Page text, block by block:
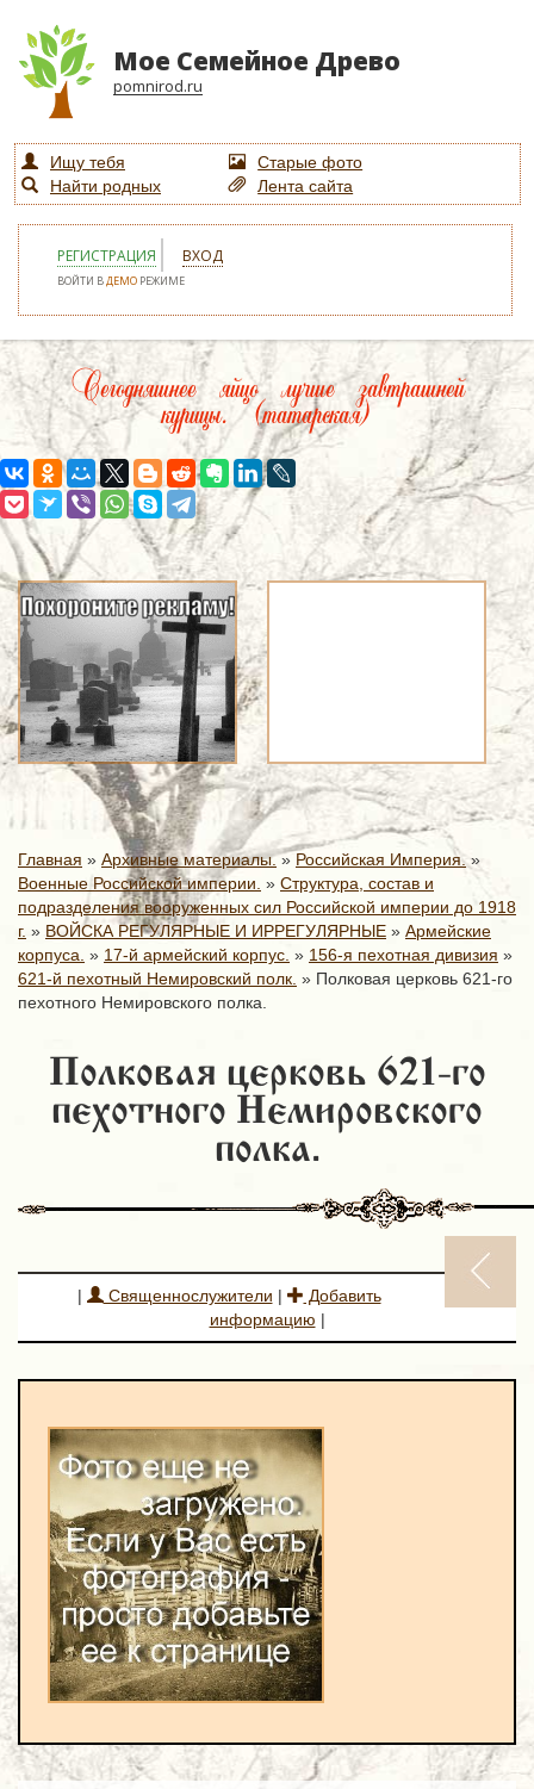
Мое Семейное Древо
pomnirod.ru
Ищу тебя
Старые фото
Найти родных
Лента сайта
РЕГИСТРАЦИЯ ВХОД
ВОЙТИ ВДЕМО РЕЖИМЕ
Сегодняшнее яйцо лучше завтрашней
курицы. (татарская)
Главная » Архивные материалы.» Российская Империя. »
Военные Российской империи. » Структура, состав и
подразделения вооруженных сил Российской империи до 1918
г. » ВОЙСКА РЕГУЛЯРНЫЕ И ИРРЕГУЛЯРНЫЕ » Армейские
корпуса. » 17-й армейский корпус. » 156-я пехотная дивизия »
621-й пехотный Немировский полк. » Полковая церковь 621-го
пехотного Немировского полка.
Полковая церковь 621-го
пехотного Немировского
полка.
| Священнослужители |
Добавить
информацию |